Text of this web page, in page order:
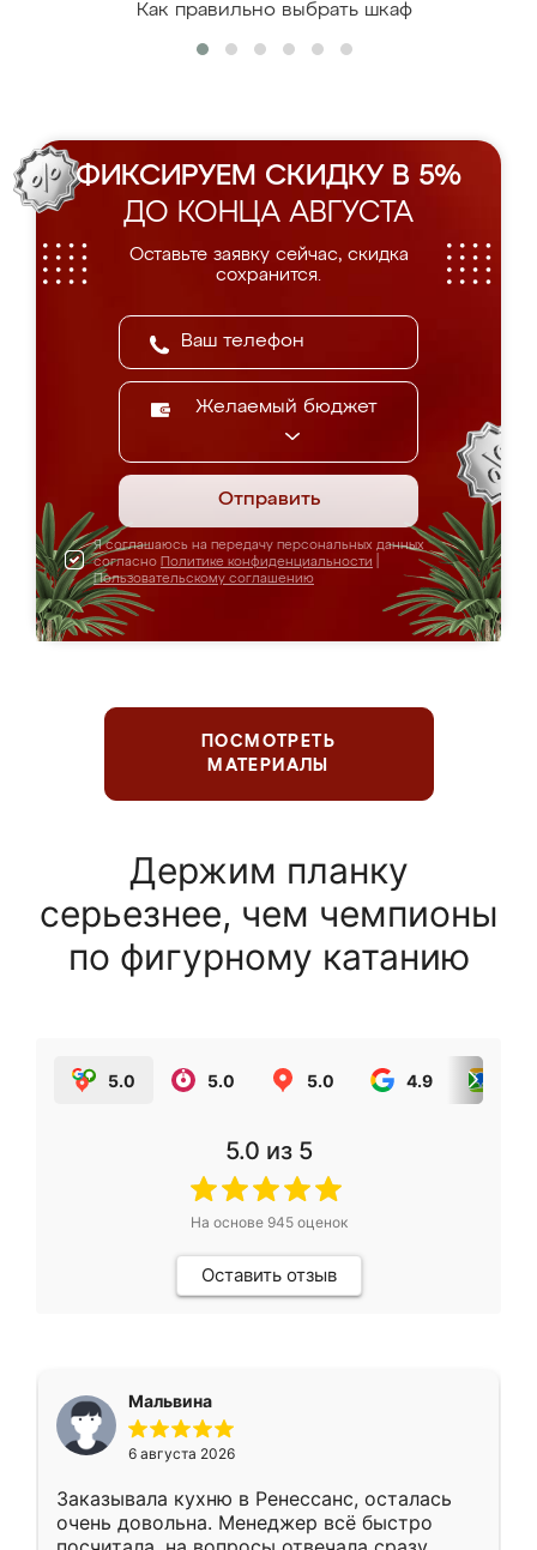
Как правильно выбрать шкаф
ФИКСИРУЕМ СКИДКУ В 5%
ДО КОНЦА АВГУСТА
Оставьте заявку сейчас, скидка
сохранится.
Желаемый бюджет
Отправить
Я соглашаюсь на передачу персональных данных
согласно Политике конфиденциальности
Пользовательскому соглашению
ПОСМОТРЕТЬ
МАТЕРИАЛЫ
Держим планку
серьезнее, чем чемпионы
по фигурному катанию
5.0 5.0 5.0 4.9
5.0 из 5
На основе 945оценок
Оставить отзыв
Мальвина
6 августа 2026
Заказывала кухню в Ренессанс, осталась
очень довольна. Менеджер всё быстро